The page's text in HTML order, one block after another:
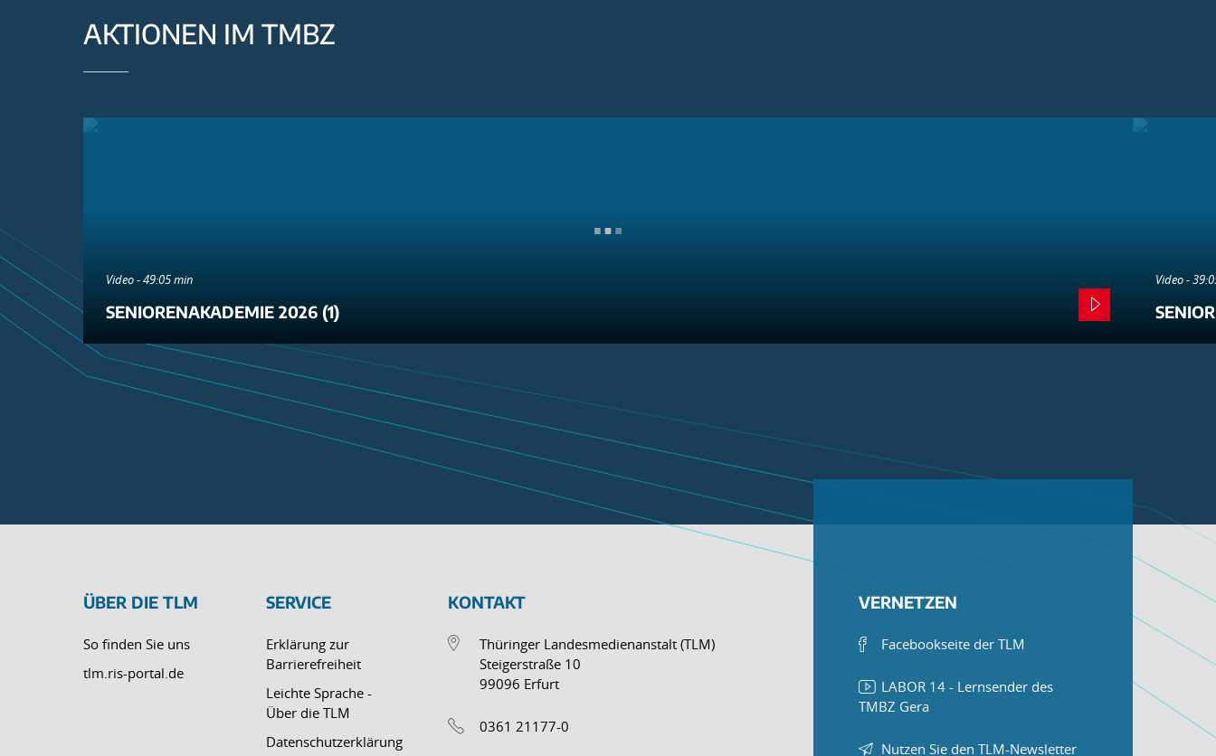
AKTIONEN IM TMBZ
Video - 49:05 min
SENIORENAKADEMIE 2026 (1)
Video -
ÜBER DIE TLM
So finden Sie uns
tlm.ris-portal.de
SERVICE
Erklärung zur
Barrierefreiheit
Leichte Sprache -
Über die TLM
Datenschutzerklärung
KONTAKT
Thüringer Landesmedienanstalt (TLM)
Steigerstraße 10
99096 Erfurt
0361 21177-0
VERNETZEN
Facebookseite der TLM
LABOR 14 - Lernsender des
TMBZ Gera
Nutzen Sie den TLM-Newsletter